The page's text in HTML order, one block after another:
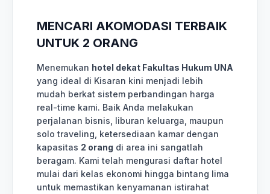
MENCARI AKOMODASI TERBAIK
UNTUK 2 ORANG
Menemukan hotel dekat Fakultas Hukum UNA
yang ideal di Kisaran kini menjadi lebih
mudah berkat sistem perbandingan harga
real-time kami. Baik Anda melakukan
perjalanan bisnis, liburan keluarga, maupun
solo traveling, ketersediaan kamar dengan
kapasitas 2 orang di area ini sangatlah
beragam. Kami telah mengurasi daftar hotel
mulai dari kelas ekonomi hingga bintang lima
untuk memastikan kenyamanan istirahat